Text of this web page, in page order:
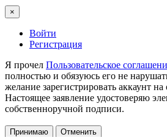
×
Войти
Регистрация
Я прочел Пользовательское
полностью и обязуюсь его не
желание зарегистрировать аккаунт
Настоящее заявление удостоверяю
собственноручной подписи.
Принимаю Отменить